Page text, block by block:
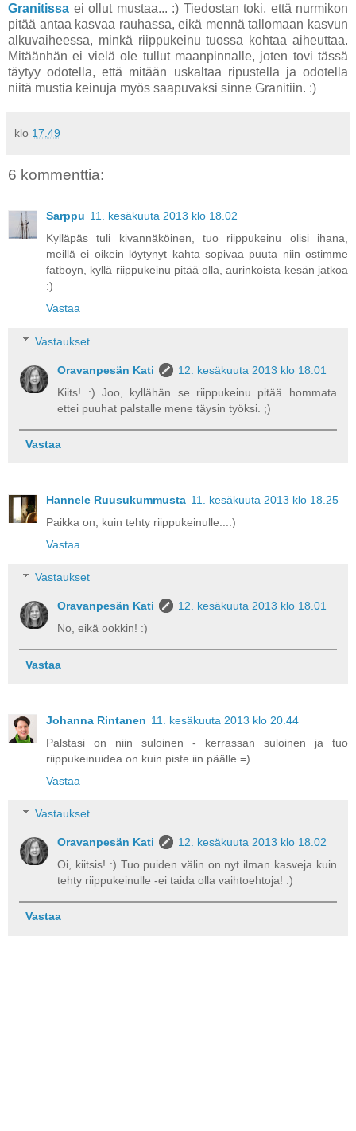
Granitissa ei ollut mustaa... :) Tiedostan toki, että nurmikon
pitää antaa kasvaa rauhassa, eikä mennä tallomaan kasvun
alkuvaiheessa, minkä riippukeinu tuossa kohtaa aiheuttaa.
Mitäänhän ei vielä ole tullut maanpinnalle, joten tovi tässä
täytyy odotella, että mitään uskaltaa ripustella ja odotella
niitä mustia keinuja myös saapuvaksi sinne Granitiin. :)
klo 17.49
6 kommenttia:
Sarppu 11. kesäkuuta 2013 klo 18.02
Kylläpäs tuli kivannäköinen, tuo riippukeinu olisi ihana,
meillä ei oikein löytynyt kahta sopivaa puuta niin ostimme
fatboyn, kyllä riippukeinu pitää olla, aurinkoista kesän jatkoa
:)
Vastaa
Vastaukset
Oravanpesän Kati
12. kesäkuuta 2013 klo 18.01
Kiits! :) Joo, kyllähän se riippukeinu pitää hommata
ettei puuhat palstalle mene täysin työksi. ;)
Vastaa
Hannele Ruusukummusta 11. kesäkuuta 2013 klo 18.25
Paikka on, kuin tehty riippukeinulle...:)
Vastaa
Vastaukset
Oravanpesän Kati
12. kesäkuuta 2013 klo 18.01
No, eikä ookkin! :)
Vastaa
Johanna Rintanen 11. kesäkuuta 2013 klo 20.44
Palstasi on niin suloinen - kerrassan suloinen ja tuo
riippukeinuidea on kuin piste iin päälle =)
Vastaa
Vastaukset
Oravanpesän Kati
12. kesäkuuta 2013 klo 18.02
Oi, kiitsis! :) Tuo puiden välin on nyt ilman kasveja kuin
tehty riippukeinulle -ei taida olla vaihtoehtoja! :)
Vastaa